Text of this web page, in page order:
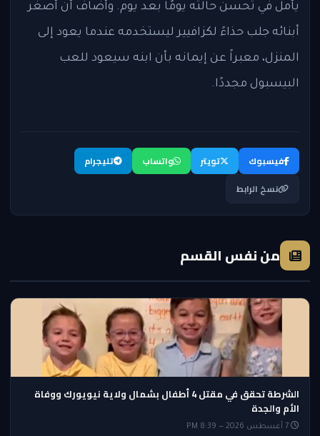
يأمل في تحسن حالته يومًا بعد يوم. وأضاف أن أصغر
أبنائه جلب حذاءً لكزافيير ليستخدمه عندما يعود إلى
المنزل، معبراً عن إيمانه بأن ابنه سيعود للعب
البيسبول مجددًا.
فيسبوك تويتر واتساب
تليجرام
نسخ الرابط
من نفس القسم
الشرطة تحقق في مقتل 4 أطفال بشمال ولاية نيويورك ووفاة
الأم والجدة